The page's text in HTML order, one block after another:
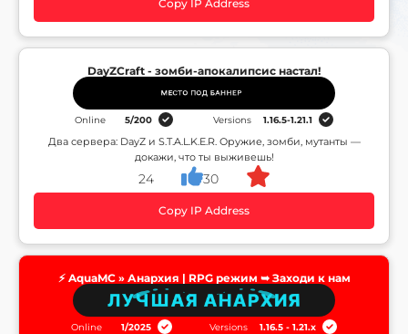
Copy IP Address
DayZCraft - зомби-апокалипсис настал!
Online 5/200 Versions 1.16.5-1.21.1
Два сервера: DayZ и S.T.A.L.K.E.R. Оружие, зомби, мутанты —
докажи, что ты выживешь!
24 30
Copy IP Address
⚡ AquaMC » Анархия | RPG режим ➥ Заходи к нам
Online 1/2025 Versions 1.16.5 - 1.21.x